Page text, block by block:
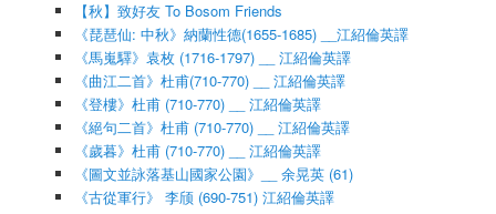
【秋】致好友 To Bosom Friends
《琵琶仙: 中秋》納蘭性德(1655-1685) __江紹倫英譯
《馬嵬驛》袁枚 (1716-1797) __ 江紹倫英譯
《曲江二首》杜甫(710-770) __ 江紹倫英譯
《登樓》杜甫 (710-770) __ 江紹倫英譯
《絕句二首》杜甫 (710-770) __ 江紹倫英譯
《歲暮》杜甫 (710-770) __ 江紹倫英譯
《圖文並詠落基山國家公園》__ 余晃英 (61)
《古從軍行》 李颀 (690-751) 江紹倫英譯